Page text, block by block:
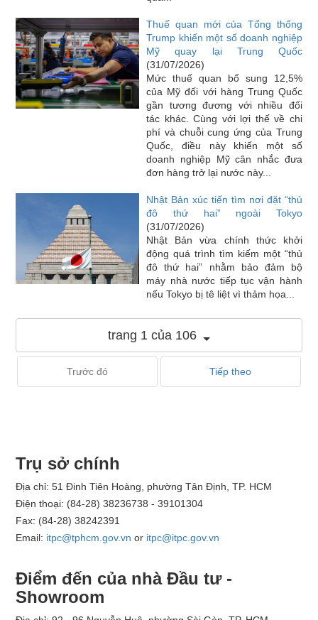
Thuế quan mới của Tổng thống
Trump khiến một số doanh nghiệp
Mỹ quay lại Trung Quốc
(31/07/2026)
Mức thuế quan bổ sung 12,5%
của Mỹ đối với hàng Trung Quốc
gần tương đương với nhiều đối
tác khác. Cùng với lợi thế về chi
phí và chuỗi cung ứng của Trung
Quốc, điều này khiến một số
doanh nghiệp Mỹ cân nhắc đưa
đơn hàng trở lại nước này...
Nhật Bản xúc tiến tìm nơi đặt “thủ
đô thứ hai” ngoài Tokyo
(31/07/2026)
Nhật Bản vừa chính thức khởi
động quá trình tìm kiếm một “thủ
đô thứ hai” nhằm bảo đảm bộ
máy nhà nước tiếp tục vận hành
nếu Tokyo bị tê liệt vì thảm họa...
trang 1 của 106
Trước đó Tiếp theo
Trụ sở chính
Địa chỉ: 51 Đinh Tiên Hoàng, phường Tân Định, TP. HCM
Điện thoại: (84-28) 38236738 - 39101304
Fax: (84-28) 38242391
Email: itpc@tphcm.gov.vn or itpc@itpc.gov.vn
Điểm đến của nhà Đầu tư -
Showroom